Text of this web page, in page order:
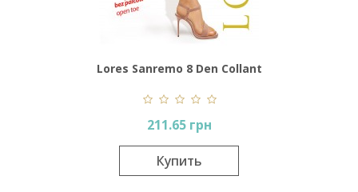
Lores Sanremo 8 Den Collant
211.65 грн
Купить